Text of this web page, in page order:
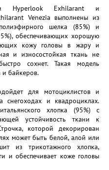
Hyperlook Exhilarant и
Venezia выполнены из
шелка (85%) и
обеспечивающих хорошую
кожу головы в жару и
и износостойкая ткань не
сохнет. Такая модель
и байкеров.
для мотоциклистов и
и квадроциклах.
хлопка (95%) с
устойчивость ткани к
которой декорирован
может быть белой, алой или
из трикотажного хлопка,
и обеспечивает коже головы